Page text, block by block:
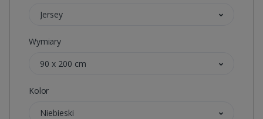
Jersey
Wymiary
90 x 200 cm
Kolor
Niebieski